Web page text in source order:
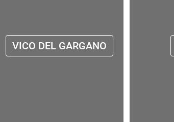
VICO DEL GARGANO